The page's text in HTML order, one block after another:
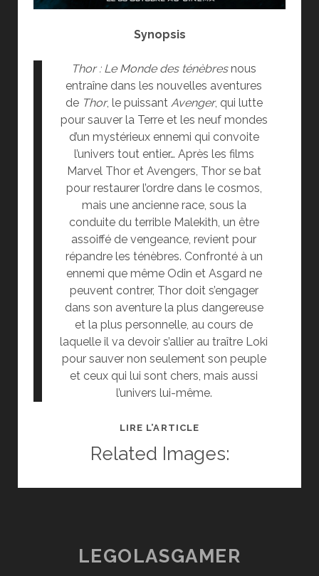
Synopsis
Thor : Le Monde des ténèbresnous
entraîne dans les nouvelles aventures
de Thor, le puissant Avenger, qui lutte
pour sauver la Terre et les neuf mondes
d’un mystérieux ennemi qui convoite
l’univers tout entier… Après les films
Marvel Thor et Avengers, Thor se bat
pour restaurer l’ordre dans le cosmos,
mais une ancienne race, sous la
conduite du terrible Malekith, un être
assoiffé de vengeance, revient pour
répandre les ténèbres. Confronté à un
ennemi que même Odin et Asgard ne
peuvent contrer, Thor doit s’engager
dans son aventure la plus dangereuse
et la plus personnelle, au cours de
laquelle il va devoir s’allier au traître Loki
pour sauver non seulement son peuple
et ceux qui lui sont chers, mais aussi
l’univers lui-même.
LIRE L’ARTICLE[CINÉ]
:
TÉNÈBRES
Related Images:
LEGOLASGAMER